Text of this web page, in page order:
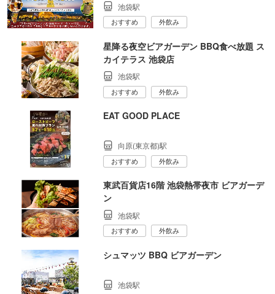
池袋駅
おすすめ 外飲み
星降る夜空ビアガーデン BBQ食べ放題 ス
カイテラス 池袋店
池袋駅
おすすめ 外飲み
EAT GOOD PLACE
向原(東京都)駅
おすすめ 外飲み
東武百貨店16階 池袋熱帯夜市 ビアガーデ
ン
池袋駅
おすすめ 外飲み
シュマッツ BBQ ビアガーデン
池袋駅